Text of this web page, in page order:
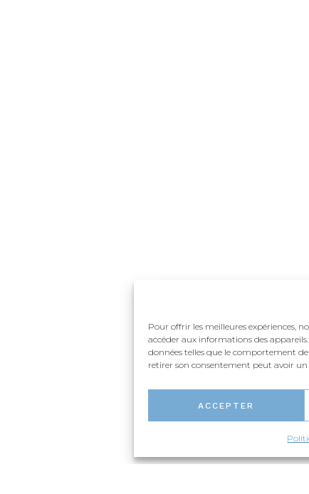
Pour offrir les meilleures expériences,
accéder aux informations des
données telles que le comportement
retirer son consentement peut avoir
ACCEPTER